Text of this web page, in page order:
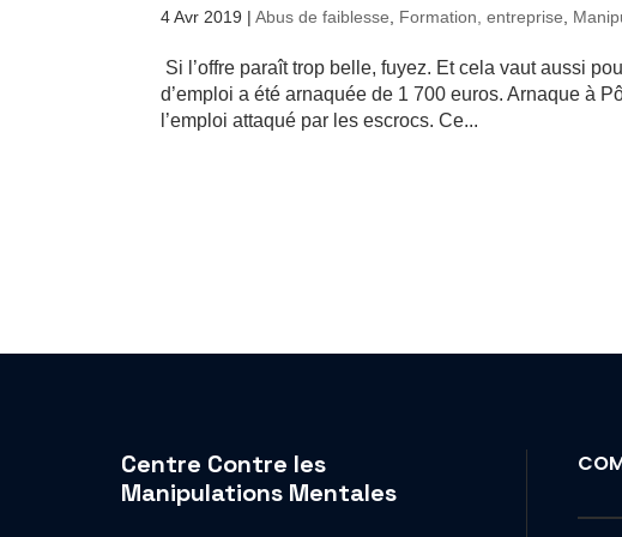
4 Avr 2019 |Abus de faiblesse Formation, entreprise
Si l’offre paraît trop belle, fuyez. Et cela vaut aussi
d’emploi a été arnaquée de 1 700 euros. Arnaque à
l’emploi attaqué par les escrocs. Ce...
Centre Contre les
Manipulations Mentales